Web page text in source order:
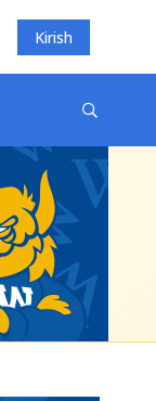
Kirish